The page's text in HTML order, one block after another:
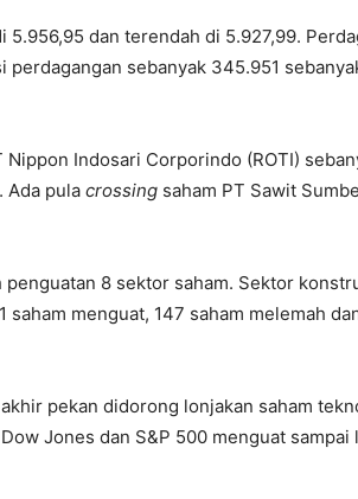
dan terendah di 5.927,99.
sebanyak 345.951
Nippon Indosari Corporindo (ROTI)
Ada pula crossing saham PT Sawit
8 sektor saham. Sektor
saham menguat, 147 saham melemah
pekan didorong lonjakan saham
Jones dan S&P 500 menguat sampai